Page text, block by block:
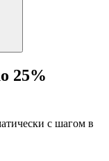
25%
с шагом в